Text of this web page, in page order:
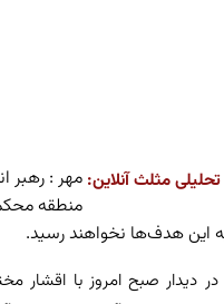
مثلث آنلاین: مهر : رهبر
منطقه
این هدف‌ها نخواهند رسید.
در دیدار صبح امروز با